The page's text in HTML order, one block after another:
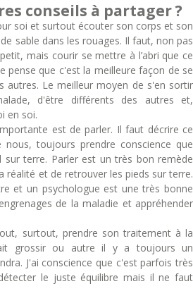
conseils à partager ?
soi et surtout écouter son corps et son
sable dans les rouages. Il faut, non pas
mais courir se mettre à l’abri que ce
pense que c'est la meilleure façon de se
autres. Le meilleur moyen de s'en sortir
d'être différents des autres et,
en soi.
est de parler. Il faut décrire ce
toujours prendre conscience que
terre. Parler est un très bon remède
réalité et de retrouver les pieds sur terre.
et un psychologue est une très bonne
de la maladie et appréhender
surtout, prendre son traitement à la
grossir ou autre il y a toujours un
J'ai conscience que c'est parfois très
le juste équilibre mais il ne faut